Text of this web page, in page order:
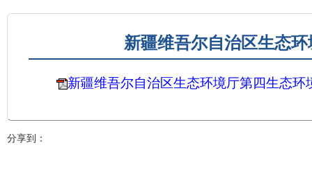
新疆维吾尔自治区生态
新疆维吾尔自治区生态环境厅第四生态
分享到：